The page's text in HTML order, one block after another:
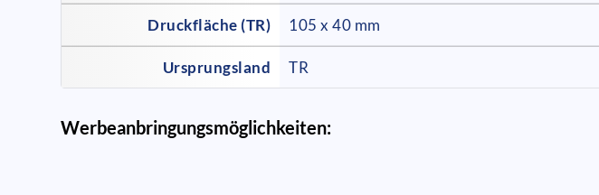
Druckfläche (TR) 105 x 40 mm
Ursprungsland TR
Werbeanbringungsmöglichkeiten: